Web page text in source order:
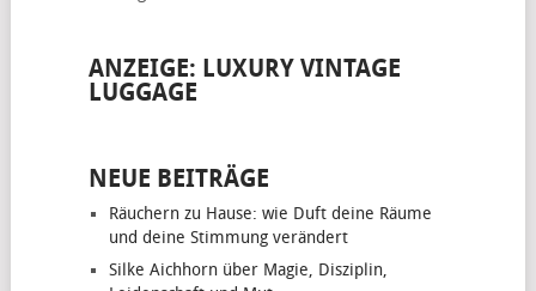
ANZEIGE: LUXURY VINTAGE
LUGGAGE
NEUE BEITRÄGE
Räuchern zu Hause: wie Duft deine Räume
und deine Stimmung verändert
Silke Aichhorn über Magie, Disziplin,